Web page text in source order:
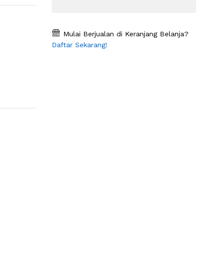
Mulai Berjualan di Keranjang Belanja?
Daftar Sekarang!